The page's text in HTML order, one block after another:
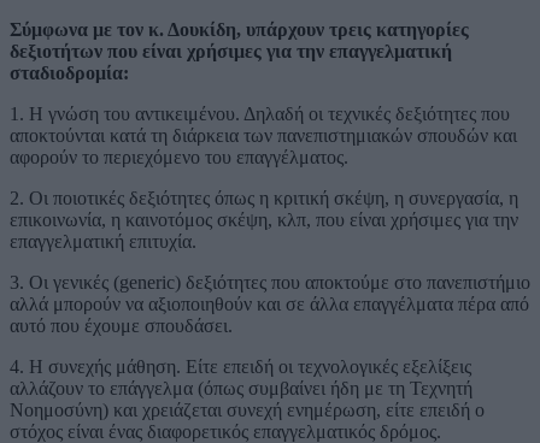
Σύμφωνα με τον κ. Δουκίδη, υπάρχουν τρεις κατηγορίες
δεξιοτήτων που είναι χρήσιμες για την επαγγελματική
σταδιοδρομία:
1. Η γνώση του αντικειμένου. Δηλαδή οι τεχνικές δεξιότητες που
αποκτούνται κατά τη διάρκεια των πανεπιστημιακών σπουδών και
αφορούν το περιεχόμενο του επαγγέλματος.
2. Οι ποιοτικές δεξιότητες όπως η κριτική σκέψη, η συνεργασία, η
επικοινωνία, η καινοτόμος σκέψη, κλπ, που είναι χρήσιμες για την
επαγγελματική επιτυχία.
3. Οι γενικές (generic) δεξιότητες που αποκτούμε στο πανεπιστήμιο
αλλά μπορούν να αξιοποιηθούν και σε άλλα επαγγέλματα πέρα από
αυτό που έχουμε σπουδάσει.
4. Η συνεχής μάθηση. Είτε επειδή οι τεχνολογικές εξελίξεις
αλλάζουν το επάγγελμα (όπως συμβαίνει ήδη με τη Τεχνητή
Νοημοσύνη) και χρειάζεται συνεχή ενημέρωση, είτε επειδή ο
στόχος είναι ένας διαφορετικός επαγγελματικός δρόμος.